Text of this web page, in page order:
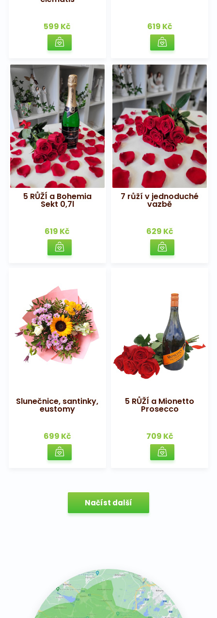
599 Kč 619 Kč
5 RŮŽÍ a Bohemia
Sekt 0,7l
619 Kč
7 růží v jednoduché
vazbě
629 Kč
Slunečnice, santinky,
eustomy
699 Kč
5 RŮŽÍ a Mionetto
Prosecco
709 Kč
Načíst další